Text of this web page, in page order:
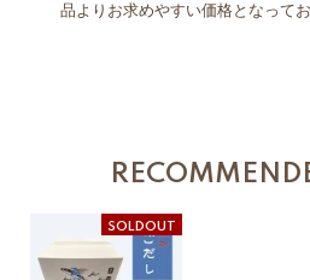
品よりお求めやすい価格となってお
SOLDOUT